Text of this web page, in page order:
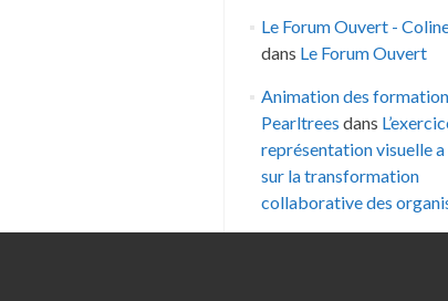
Le Forum Ouvert -
dans Le Forum Ouvert
Animation des
Pearltrees dans
représentation visuelle
sur la transformation
collaborative des